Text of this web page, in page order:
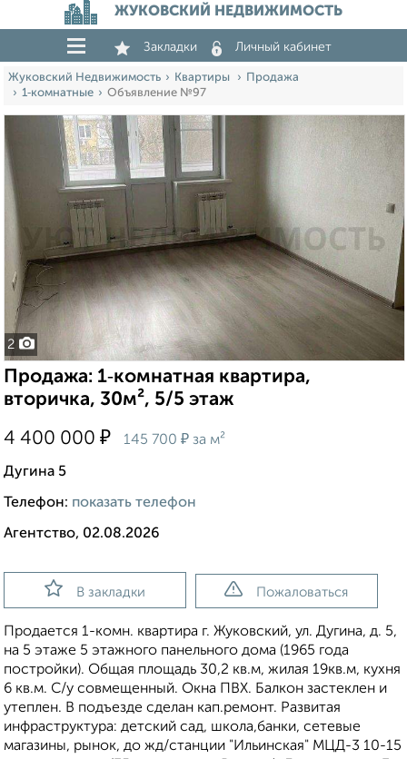
ЖУКОВСКИЙ НЕДВИЖИМОСТЬ
Закладки Личный кабинет
Жуковский Недвижимость Квартиры
Продажа
1‑комнатные
Объявление №97
2
Продажа: 1‑комнатная квартира,
вторичка, 30м², 5/5 этаж
4 400 000 ₽ 145 700 ₽ за м²
Дугина 5
Телефон: показать телефон
Агентство, 02.08.2026
В закладки Пожаловаться
Продается 1-комн. квартира г. Жуковский, ул. Дугина, д. 5,
на 5 этаже 5 этажного панельного дома (1965 года
постройки). Общая площадь 30,2 кв.м, жилая 19кв.м, кухня
6 кв.м. С/у совмещенный. Окна ПВХ. Балкон застеклен и
утеплен. В подъезде сделан кап.ремонт. Развитая
инфраструктура: детский сад, школа,банки, сетевые
магазины, рынок, до жд/станции "Ильинская" МЦД-3 10-15